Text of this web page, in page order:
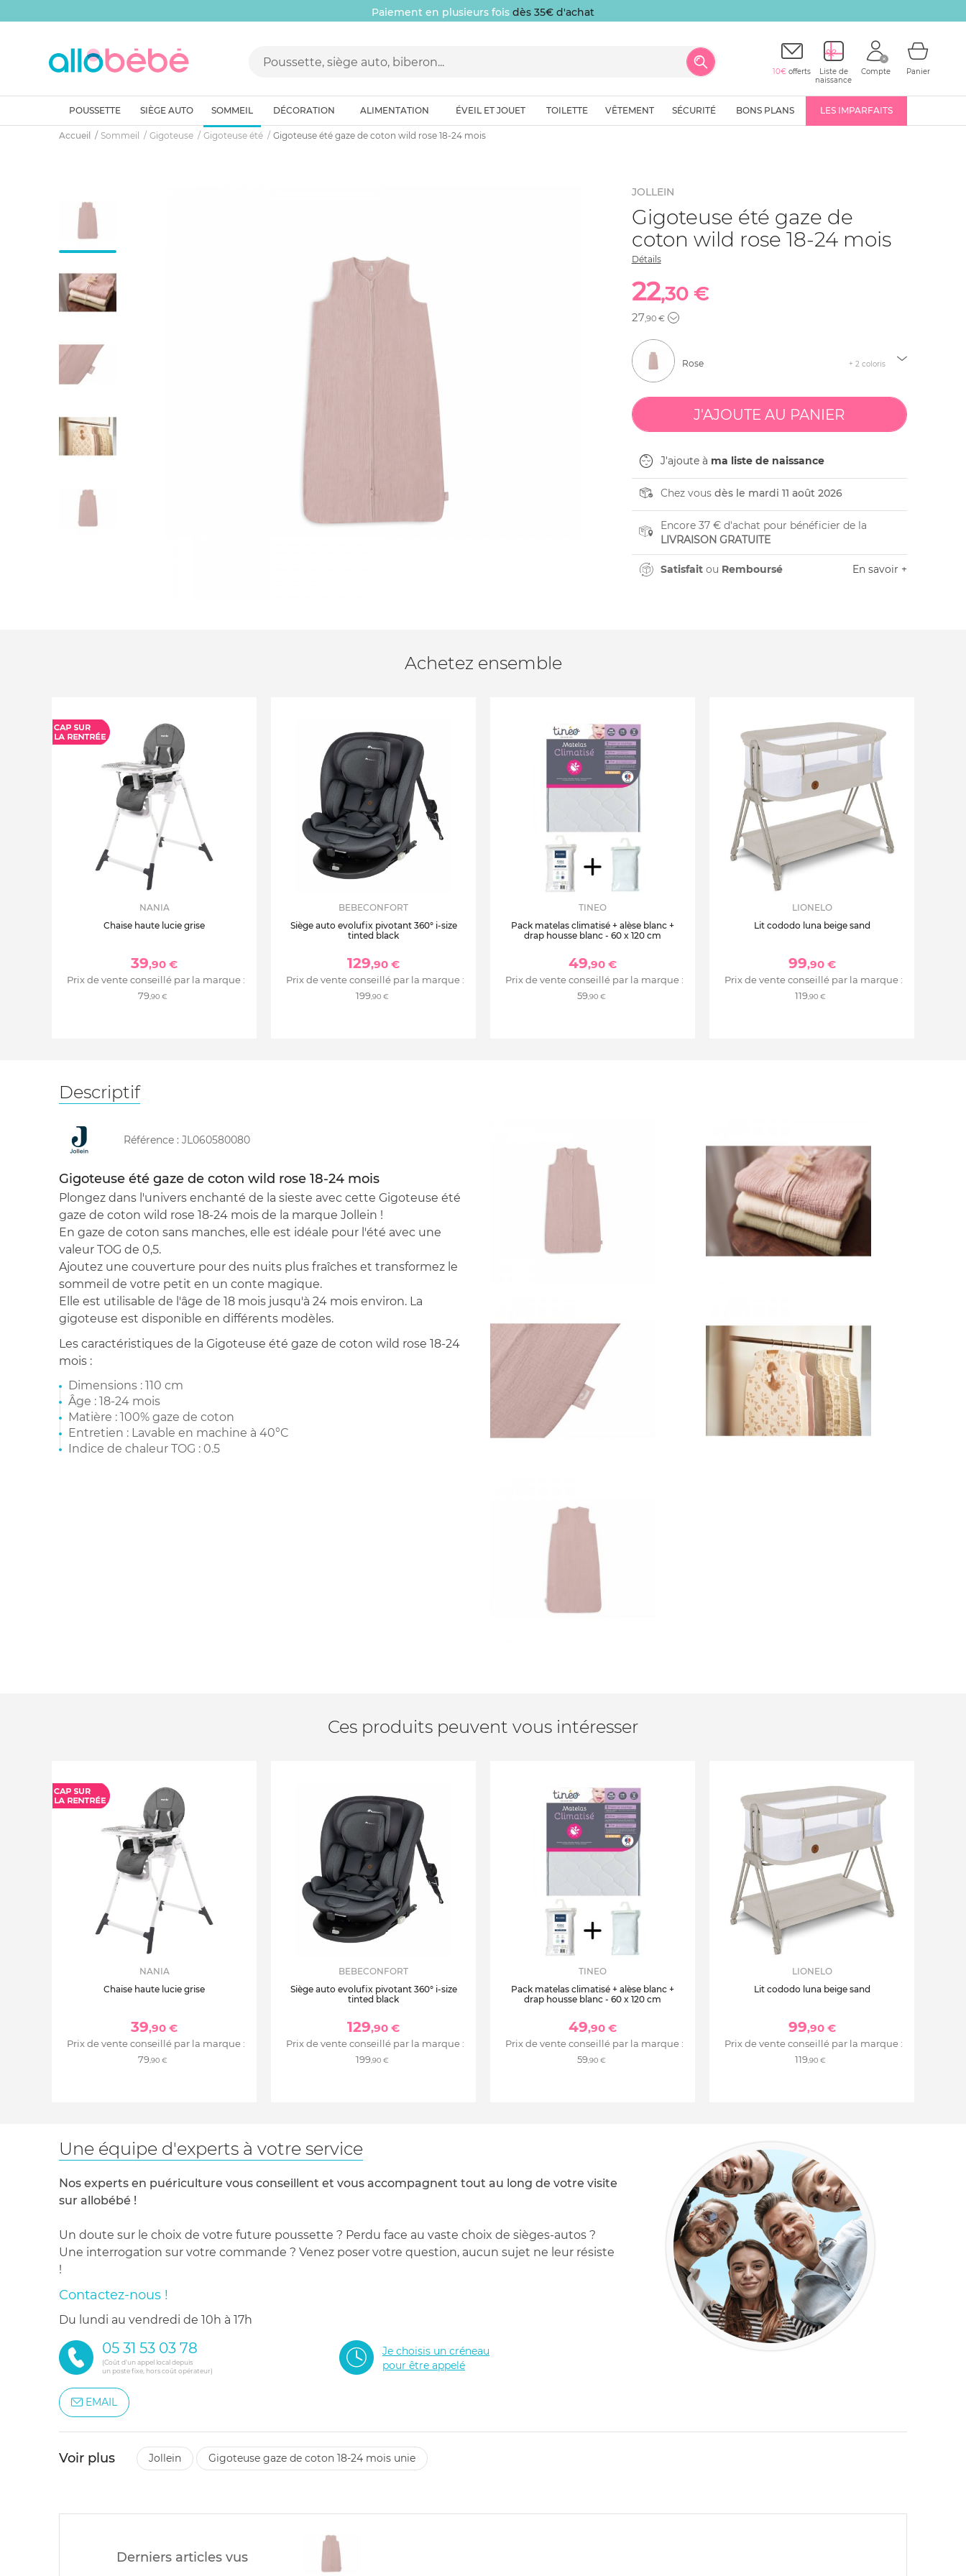
Paiement en plusieurs fois dès 35€ d'achat
10€ offerts
Liste de
naissance
Compte Panier
POUSSETTE SIÈGE AUTO SOMMEIL DÉCORATION ALIMENTATION ÉVEIL ET JOUET TOILETTE VÊTEMENT SÉCURITÉ BONS PLANS LES IMPARFAITS
Accueil Sommeil Gigoteuse Gigoteuse été Gigoteuse été gaze de coton wild rose 18-24 mois
JOLLEIN
Gigoteuse été gaze de
coton wild rose 18-24 mois
Détails
22,30 €
27,90 €
Rose + 2 coloris
J'ajoute à ma liste de naissance
Chez vous dès le mardi 11 août 2026
Encore 37 € d'achat pour bénéficier de la
LIVRAISON GRATUITE
Satisfaitou Remboursé En savoir +
Achetez ensemble
NANIA
Chaise haute lucie grise
39,90 €
Prix de vente conseillé par la marque :
79,90 €
BEBECONFORT
Siège auto evolufix pivotant 360° i-size
tinted black
129,90 €
Prix de vente conseillé par la marque :
199,90 €
TINEO
Pack matelas climatisé + alèse blanc +
drap housse blanc - 60 x 120 cm
49,90 €
Prix de vente conseillé par la marque :
59,90 €
LIONELO
Lit cododo luna beige sand
99,90 €
Prix de vente conseillé par la marque :
119,90 €
Descriptif
Référence : JL060580080
Gigoteuse été gaze de coton wild rose 18-24 mois
Plongez dans l'univers enchanté de la sieste avec cette Gigoteuse été
gaze de coton wild rose 18-24 mois de la marque Jollein !
En gaze de coton sans manches, elle est idéale pour l'été avec une
valeur TOG de 0,5.
Ajoutez une couverture pour des nuits plus fraîches et transformez le
sommeil de votre petit en un conte magique.
Elle est utilisable de l'âge de 18 mois jusqu'à 24 mois environ. La
gigoteuse est disponible en différents modèles.
Les caractéristiques de la Gigoteuse été gaze de coton wild rose 18-24
mois :
Dimensions : 110 cm
Âge : 18-24 mois
Matière : 100% gaze de coton
Entretien : Lavable en machine à 40°C
Indice de chaleur TOG : 0.5
Ces produits peuvent vous intéresser
NANIA
Chaise haute lucie grise
39,90 €
Prix de vente conseillé par la marque :
79,90 €
BEBECONFORT
Siège auto evolufix pivotant 360° i-size
tinted black
129,90 €
Prix de vente conseillé par la marque :
199,90 €
TINEO
Pack matelas climatisé + alèse blanc +
drap housse blanc - 60 x 120 cm
49,90 €
Prix de vente conseillé par la marque :
59,90 €
LIONELO
Lit cododo luna beige sand
99,90 €
Prix de vente conseillé par la marque :
119,90 €
Une équipe d'experts à votre service
Nos experts en puériculture vous conseillent et vous accompagnent tout au long de votre visite
sur allobébé !
Un doute sur le choix de votre future poussette ? Perdu face au vaste choix de sièges-autos ?
Une interrogation sur votre commande ? Venez poser votre question, aucun sujet ne leur résiste
!
Contactez-nous !
du lundi au vendredi de 10h à 17h
05 31 53 03 78
(Coût d'un appel local depuis
un poste fixe, hors coût opérateur)
Je choisis un créneau
pour être appelé
EMAIL
Voir plus jollein gigoteuse gaze de coton 18-24 mois unie
Derniers articles vus